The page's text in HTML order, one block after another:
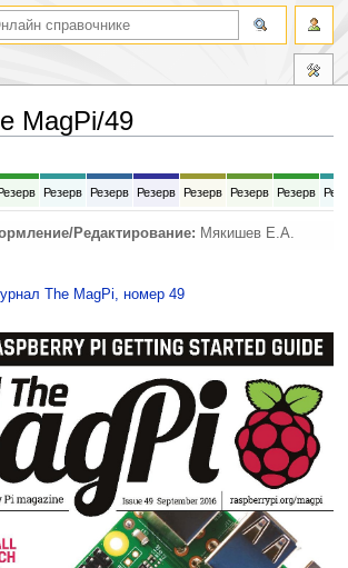
MagPi/49
Резерв Резерв Резерв Резерв Резерв Резерв
Редактирование: Мякишев Е.А.
The MagPi, номер 49